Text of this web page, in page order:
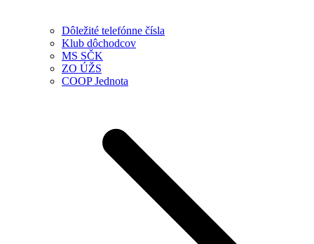
Dôležité telefónne čísla
Klub dôchodcov
MS SČK
ZO ÚŽS
COOP Jednota